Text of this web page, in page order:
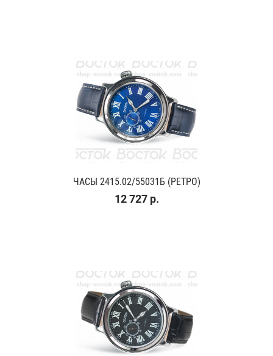
ЧАСЫ 2415.02/55031Б (РЕТРО)
12 727 р.